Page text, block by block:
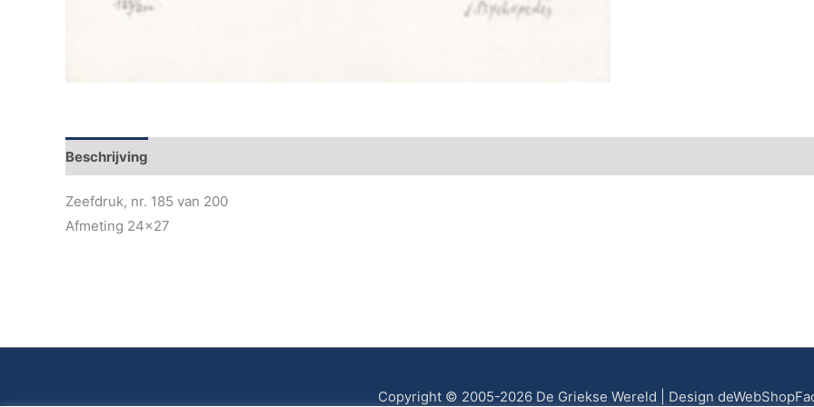
Beschrijving
Zeefdruk, nr. 185 van 200
Afmeting 24×27
Copyright © 2005-2026 De Griekse Wereld | Design